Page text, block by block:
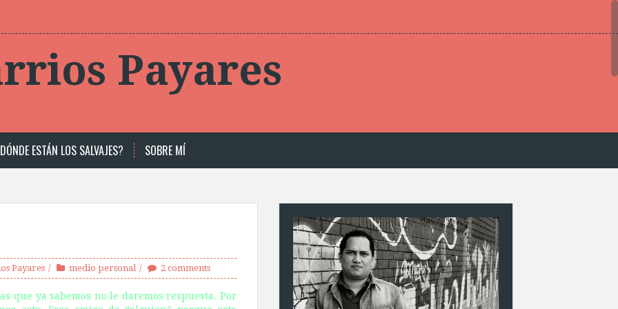
Payares
ESTÁN LOS SALVAJES? SOBRE MÍ
Payares medio personal 2 comments
que ya sabemos no le daremos respuesta. Por